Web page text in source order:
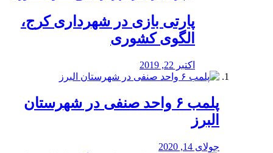
پارتی بازی در شهرداری کرج،
الگوی کشوری
اکتبر 22, 2019
پلمب ۶ واحد صنفی در شهرستان
البرز
جولای 14, 2020